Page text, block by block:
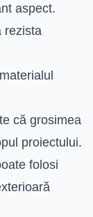
aspect.
rezista
că grosimea
proiectului.
folosi